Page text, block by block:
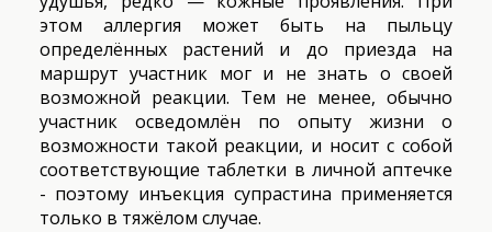
этом аллергия может быть на пыльцу
определённых растений и до приезда на
маршрут участник мог и не знать о своей
возможной реакции. Тем не менее, обычно
участник осведомлён по опыту жизни о
возможности такой реакции, и носит с собой
соответствующие таблетки в личной аптечке
- поэтому инъекция супрастина применяется
только в тяжёлом случае.